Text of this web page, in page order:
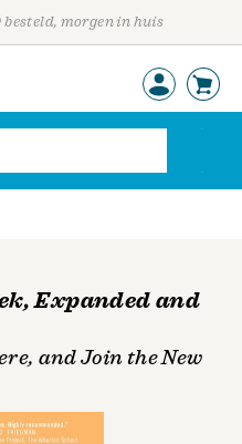
morgen in huis
Expanded and
and Join the New